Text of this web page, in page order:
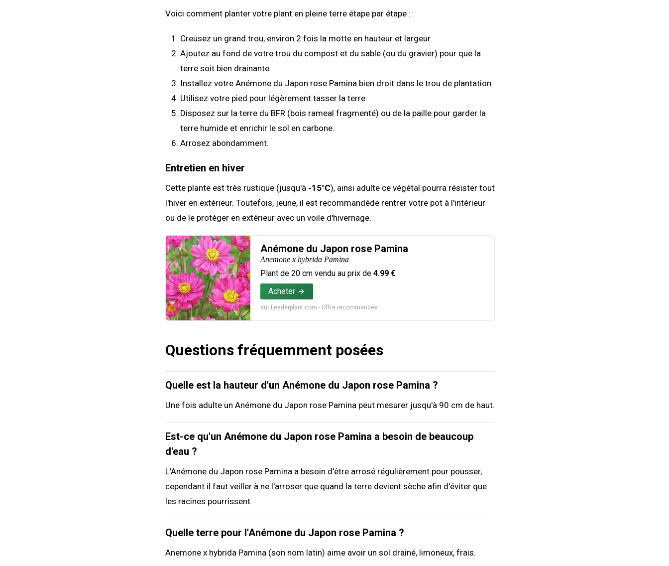
Voici comment planter votre plant en pleine terre étape par étape :
Creusez un grand trou, environ 2 fois la motte en hauteur et largeur.
Ajoutez au fond de votre trou du compost et du sable (ou du gravier) pour que la
terre soit bien drainante.
Installez votre Anémone du Japon rose Pamina bien droit dans le trou de plantation.
Utilisez votre pied pour légèrement tasser la terre.
Disposez sur la terre du BFR (bois rameal fragmenté) ou de la paille pour garder la
terre humide et enrichir le sol en carbone.
Arrosez abondamment.
Entretien en hiver
Cette plante est très rustique (jusqu'à -15°C), ainsi adulte ce végétal pourra résister tout
l'hiver en extérieur. Toutefois, jeune, il est recommandéde rentrer votre pot à l'intérieur
ou de le protéger en extérieur avec un voile d'hivernage.
Anémone du Japon rose Pamina
Anemone x hybrida Pamina
Plant de 20 cm vendu au prix de 4.99 €
Acheter
sur Leaderplant.com - Offre recommandée
Questions fréquemment posées
Quelle est la hauteur d'un Anémone du Japon rose Pamina ?
Une fois adulte un Anémone du Japon rose Pamina peut mesurer jusqu'à 90 cm de haut.
Est-ce qu'un Anémone du Japon rose Pamina a besoin de beaucoup
d'eau ?
L'Anémone du Japon rose Pamina a besoin d'être arrosé régulièrement pour pousser,
cependant il faut veiller à ne l'arroser que quand la terre devient sèche afin d'éviter que
les racines pourrissent.
Quelle terre pour l'Anémone du Japon rose Pamina ?
Anemone x hybrida Pamina (son nom latin) aime avoir un sol drainé, limoneux, frais.